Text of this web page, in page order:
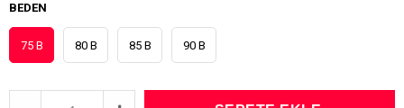
BEDEN
75 B 80 B 85 B 90 B